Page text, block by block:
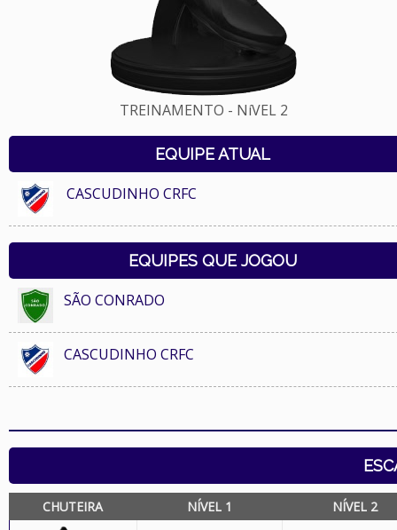
TREINAMENTO - NíVEL 2
EQUIPE ATUAL
CASCUDINHO CRFC
EQUIPES QUE JOGOU
SÃO CONRADO
CASCUDINHO CRFC
CHUTEIRA NÍVEL 1 NÍVEL 2